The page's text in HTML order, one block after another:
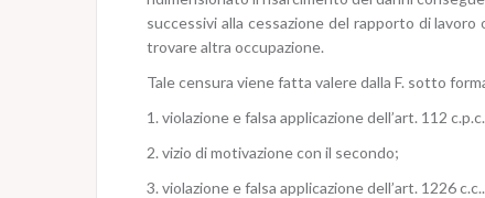
successivi alla cessazione del rapporto di
trovare altra occupazione.
Tale censura viene fatta valere dalla F. sotto
1. violazione e falsa applicazione dell’art. 112
2. vizio di motivazione con il secondo;
3. violazione e falsa applicazione dell’art. 1226